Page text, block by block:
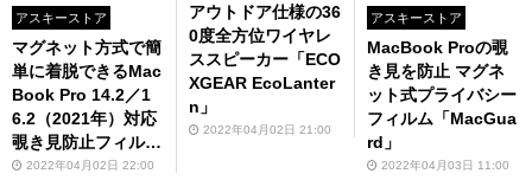
アスキーストア
マグネット方式で簡
単に着脱できるMac
Book Pro 14.2／1
6.2（2021年）対応
覗き見防止フィルタ
ー2022年04月02日 22:00
アウトドア仕様の36
0度全方位ワイヤレ
ススピーカー「ECO
XGEAR EcoLanter
n」
2022年04月02日 21:00
アスキーストア
MacBook Proの覗
き見を防止 マグネ
ット式プライバシー
フィルム「MacGua
rd」
2022年04月03日 11:00